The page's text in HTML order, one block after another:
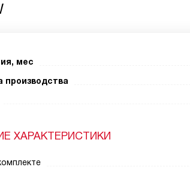
мес
производства
ХАРАКТЕРИСТИКИ